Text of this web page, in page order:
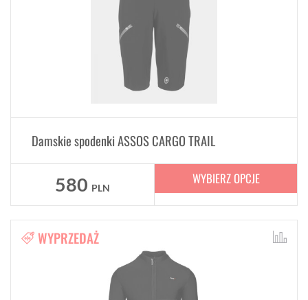
Damskie spodenki ASSOS CARGO TRAIL
580 PLN
WYBIERZ OPCJE
WYPRZEDAŻ